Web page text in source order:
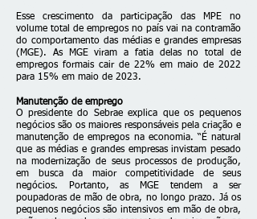
Esse crescimento da participação das MPE no
volume total de empregos no país vai na contramão
do comportamento das médias e grandes empresas
(MGE). As MGE viram a fatia delas no total de
empregos formais cair de 22% em maio de 2022
para 15% em maio de 2023.
Manutenção de emprego
O presidente do Sebrae explica que os pequenos
negócios são os maiores responsáveis pela criação e
manutenção de empregos na economia. “É natural
que as médias e grandes empresas invistam pesado
na modernização de seus processos de produção,
em busca da maior competitividade de seus
negócios. Portanto, as MGE tendem a ser
poupadoras de mão de obra, no longo prazo. Já os
pequenos negócios são intensivos em mão de obra,